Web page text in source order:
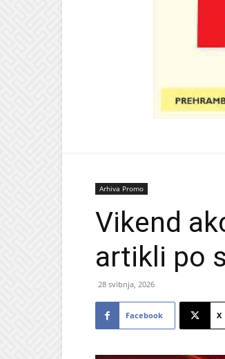
Arhiva Promo
Vikend
artikli po
28 svibnja, 2026
Facebook X